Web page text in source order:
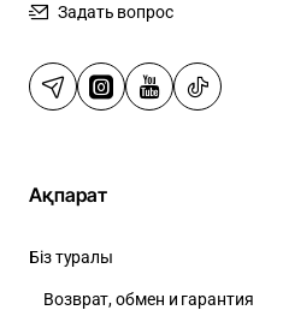
Задать вопрос
Ақпарат
Біз туралы
Возврат, обмен и гарантия